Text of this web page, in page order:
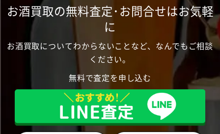
お酒買取の無料査定･お問合せはお気軽
に
お酒買取についてわからないことなど、なんでもご相談
ください。
無料で査定を申し込む